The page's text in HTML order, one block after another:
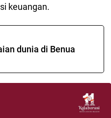
keuangan.
dunia di Benua